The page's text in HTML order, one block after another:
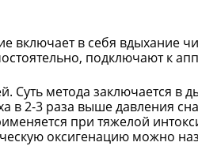
включает в себя вдыхание
подключают к
Суть метода заключается в
в 2-3 раза выше давления
при тяжелой
оксигенацию можно